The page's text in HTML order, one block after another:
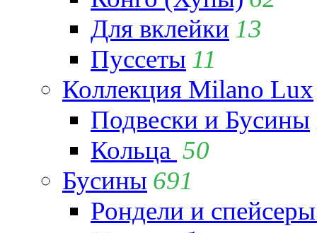
Для вклейки 13
Пуссеты 11
Коллекция Milano Lux
Подвески и Бусины
Кольца 50
Бусины 691
Рондели и